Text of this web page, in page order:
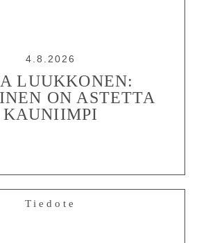
4.8.2026
LUUKKONEN:
ON ASTETTA
KAUNIIMPI
Tiedote